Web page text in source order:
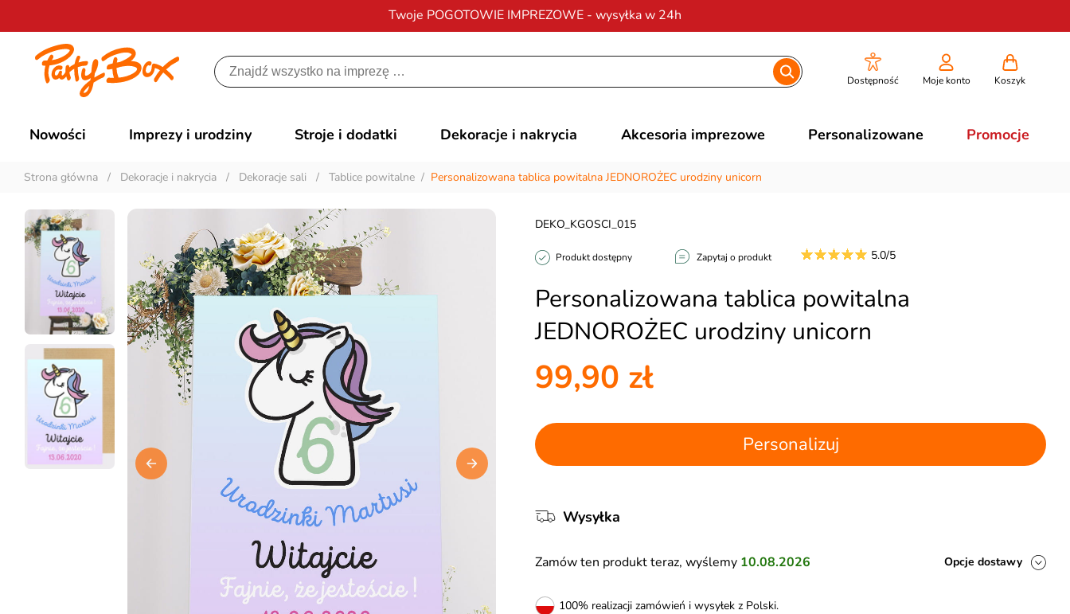
Twoje POGOTOWIE IMPREZOWE - wysyłka w 24h
Darmowa dostawana zamówienia od 200 zł
Dostępność Moje konto Koszyk
Nowości Imprezy i urodziny Stroje i dodatki Dekoracje i nakrycia Akcesoria imprezowe Personalizowane Promocje
Strona główna / Dekoracje i nakrycia / Dekoracje sali / Tablice powitalne / Personalizowana tablica powitalna JEDNOROŻEC urodziny unicorn
Personalizowana tablica powitalna
JEDNOROŻEC urodziny unicorn
DEKO_KGOSCI_015
Produkt dostępny Zapytaj o produkt 5.0/5
99,90 zł
Personalizuj
Wysyłka
Zamów ten produkt teraz, wyślemy 10.08.2026 Opcje dostawy
100% realizacji zamówień i wysyłek z Polski.